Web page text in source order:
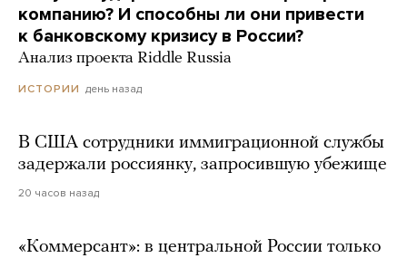
компанию? И способны ли они привести
к банковскому кризису в России?
Анализ проекта Riddle Russia
ИСТОРИИ день назад
В США сотрудники иммиграционной службы
задержали россиянку, запросившую убежище
20 часов назад
«Коммерсант»: в центральной России только